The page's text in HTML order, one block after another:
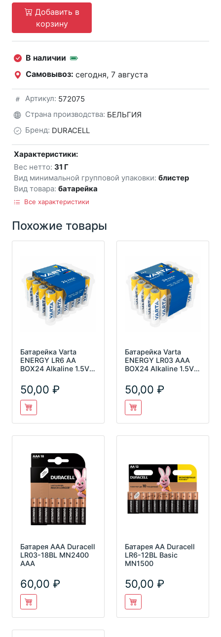
Добавить в
корзину
В наличии
Самовывоз: сегодня, 7 августа
Артикул: 572075
Страна производства: БЕЛЬГИЯ
Бренд: DURACELL
Характеристики:
Вес нетто: 31 Г
Вид минимальной групповой упаковки: блистер
Вид товара: батарейка
Все характеристики
Похожие товары
Батарейка Varta
ENERGY LR6 AA
BOX24 Alkaline 1.5V
50,00
Батарейка Varta
ENERGY LR03 AAA
BOX24 Alkaline 1.5V
50,00
Батарея AAA Duracell
LR03-18BL MN2400
AAA
60,00
Батарея AA Duracell
LR6-12BL Basic
MN1500
50,00